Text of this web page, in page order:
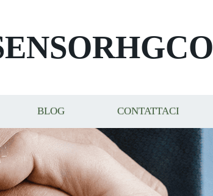
BLOG CONTATTACI